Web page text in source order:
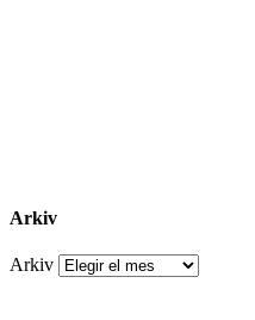
Arkiv
Arkiv